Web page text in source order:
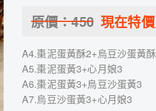
原價：450 現在特
A4.棗泥蛋黃酥2+烏豆沙蛋黃
A5.棗泥蛋黃3+心月娘3
A6.棗泥蛋黃3+烏豆沙蛋黃3
A7.烏豆沙蛋黃3+心月娘3